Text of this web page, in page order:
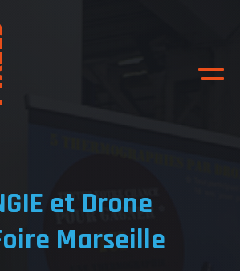
et Drone
Marseille